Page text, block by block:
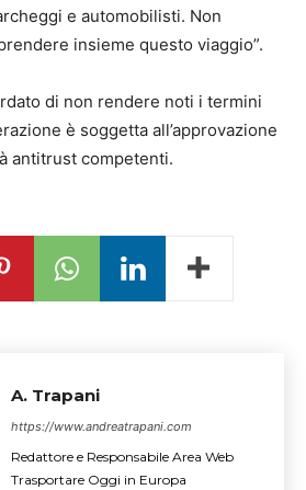
e automobilisti. Non
insieme questo viaggio”.
di non rendere noti i termini
è soggetta all’approvazione
antitrust competenti.
A. Trapani
https://www.andreatrapani.com
Redattore e Responsabile Area Web
Trasportare Oggi in Europa